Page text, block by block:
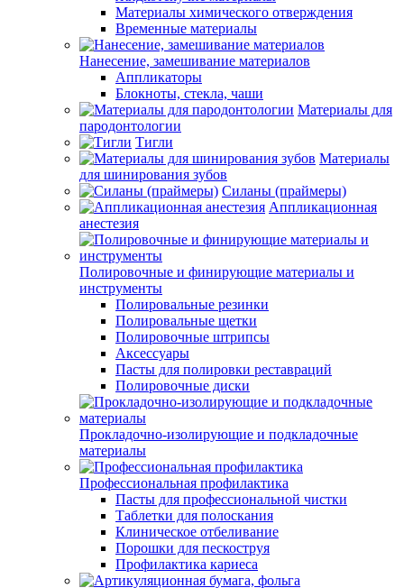
Материалы химического отверждения
Временные материалы
Нанесение, замешивание материалов
Аппликаторы
Блокноты, стекла, чаши
Материалы для
пародонтологии
Тигли
Материалы
для шинирования зубов
Силаны (праймеры)
Аппликационная
анестезия
Полировочные и финирующие материалы и
инструменты
Полировальные резинки
Полировальные щетки
Полировочные штрипсы
Аксессуары
Пасты для полировки реставраций
Полировочные диски
Прокладочно-изолирующие и подкладочные
материалы
Профессиональная профилактика
Пасты для профессиональной чистки
Таблетки для полоскания
Клиническое отбеливание
Порошки для пескоструя
Профилактика кариеса